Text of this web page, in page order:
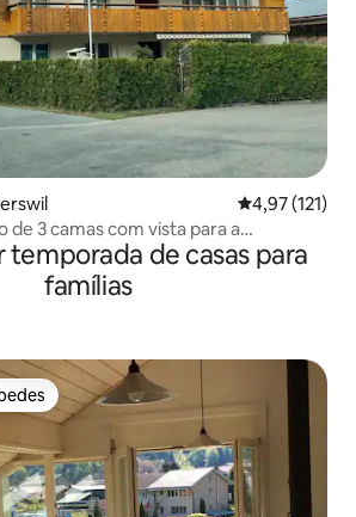
4,97 de uma
4,97 (121)
de 3 camas com vista para a
de casas para
famílias